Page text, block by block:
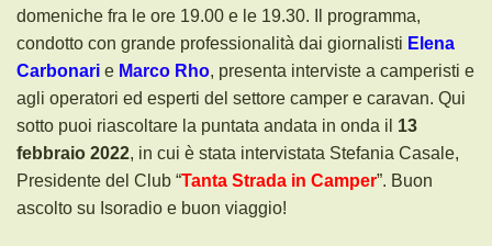
domeniche fra le ore 19.00 e le 19.30. Il programma,
condotto con grande professionalità dai giornalisti Elena
Carbonari e Marco Rho, presenta interviste a camperisti e
agli operatori ed esperti del settore camper e caravan. Qui
sotto puoi riascoltare la puntata andata in onda il 13
febbraio 2022, in cui è stata intervistata Stefania Casale,
Presidente del Club “Tanta Strada in Camper”. Buon
ascolto su Isoradio e buon viaggio!